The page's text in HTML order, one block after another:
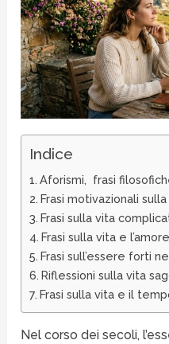
Indice
Aforismi, frasi
Frasi motivazionali
Frasi sulla vita
Frasi sulla vita e l’amore
Frasi sull’essere forti
Riflessioni sulla vita
Frasi sulla vita e il
Nel corso dei secoli,